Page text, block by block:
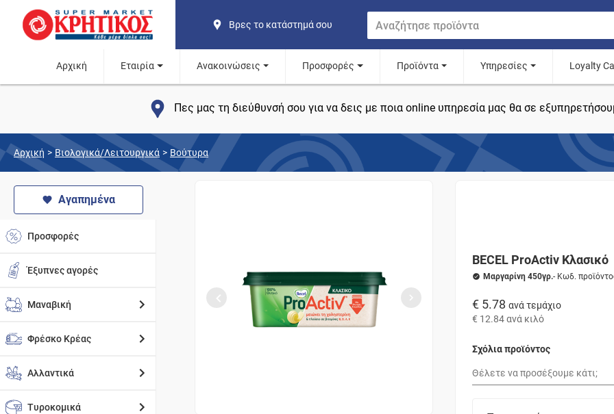
Βρες το κατάστημά σου
Αρχική Εταιρία Ανακοινώσεις Προσφορές Προϊόντα Υπηρεσίες Loyalty
Πες μας τη διεύθυνσή σου για να δεις με ποια online υπηρεσία μας θα σε
Αρχική > Βιολογικά/Λειτουργικά > Βούτυρα
Αγαπημένα
Προσφορές
Έξυπνες αγορές
Μαναβική
Φρέσκο Κρέας
Αλλαντικά
Τυροκομικά
BECEL ProΑctiv Κλασικό
Μαργαρίνη 450γρ.- Κωδ.
€ 5.78 ανά τεμάχιο
€ 12.84ανά κιλό
Σχόλια προϊόντος